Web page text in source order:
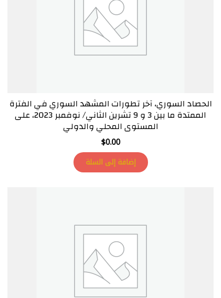
الحصاد السوري، آخر تطورات المشهد السوري في الفترة
الممتدة ما بين 3 و 9 تشرين الثاني/ نوفمبر 2023، على
المستوى المحلي والدولي
$0.00
إضافة إلى السلة